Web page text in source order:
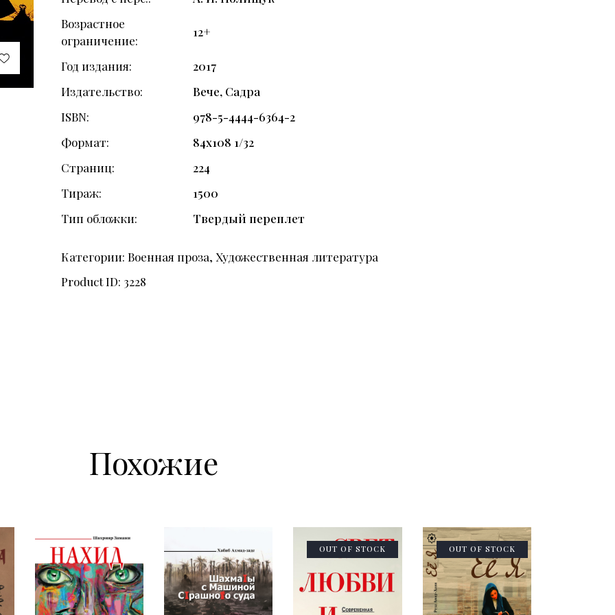
Возрастное
ограничение
12+
Год издания
2017
Издательство
Вече, Садра
ISBN
978-5-4444-6364-2
Формат
84х108 1/32
Страниц
224
Тираж
1500
Тип обложки
Твердый переплет
Категории:Военная проза, Художественная литература
Product ID: 3228
Похожие
OUT OF STOCK OUT OF STOCK